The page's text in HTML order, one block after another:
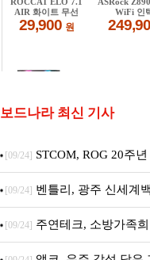
보드나라 최신 기사
[09/24] STCOM, ROG 20주
Crosshair X870E EDITION
[09/24] 벤틀리, 광주 신세계
픈
[09/24] 주연테크, 소방가족